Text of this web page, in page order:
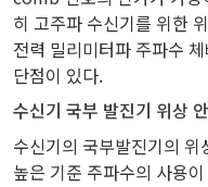
히 고주파 수신기를 위한
전력 밀리미터파 주파수
단점이 있다.
수신기 국부 발진기 위상
수신기의 국부발진기의
높은 기준 주파수의 사용